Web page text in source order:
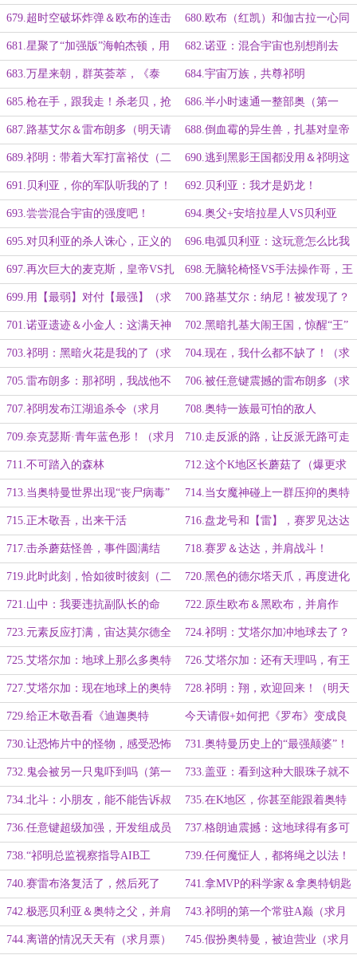
变身（二合一大章）
679.超时空破坏炸弹＆欧布的连击
（提前更新）
680.欧布（红凯）和伽古拉一心同
体！
681.星聚了“加强版”海帕杰顿，用
宇宙去对付宇宙！（明天请假）
682.诺亚：混合宇宙也别想削去
我！
683.万星来朝，群英荟萃，《泰
迦》与《捷德》的巅峰
684.宇宙万族，共尊祁明
685.枪在手，跟我走！杀老贝，抢
矿石！
686.半小时速通一整部奥（第一
更）
687.路基艾尔＆雷布朗多（明天请
假）
688.倒血霉的异生兽，扎基对皇帝
（第一更）
689.祁明：带着大军打富裕仗（二
合一大章）
690.逃到黑影王国都没用＆祁明这
边人才济济＆王国的动向（二合一大
章）
691.贝利亚，你的军队听我的了！
（第一更）
692.贝利亚：我才是奶龙！
693.尝尝混合宇宙的强度吧！ 694.奥父+安培拉星人VS贝利亚
695.对贝利亚的杀人诛心，正义的
贝利亚大战邪恶的赛罗
696.电弧贝利亚：这玩意怎么比我
还大！
697.再次巨大的麦克斯，皇帝VS扎
基
698.无脑轮椅怪VS手法操作哥，王
炸上演
699.用【最弱】对付【最强】（求
月票）
700.路基艾尔：纳尼！被发现了？
701.诺亚遗迹＆小金人：这满天神
佛是怎么回事！（求月票）
702.黑暗扎基大闹王国，惊醒“王”
703.祁明：黑暗火花是我的了（求
月票）
704.现在，我什么都不缺了！（求
月票）
705.雷布朗多：那祁明，我战他不
过？
706.被任意键震撼的雷布朗多（求
月票）
707.祁明发布江湖追杀令（求月
票）
708.奥特一族最可怕的敌人
709.奈克瑟斯·青年蓝色形！（求月
票）
710.走反派的路，让反派无路可走
（二合一大章）
711.不可踏入的森林 712.这个K地区长蘑菇了（爆更求
月票）
713.当奥特曼世界出现“丧尸病毒” 714.当女魔神碰上一群压抑的奥特
曼
715.正木敬吾，出来干活 716.盘龙号和【雷】，赛罗见达达
（二合一大章）
717.击杀蘑菇怪兽，事件圆满结
束！
718.赛罗＆达达，并肩战斗！
719.此时此刻，恰如彼时彼刻（二
合一大章）
720.黑色的德尔塔天爪，再度进化
的哥莫拉
721.山中：我要违抗副队长的命
令！
722.原生欧布＆黑欧布，并肩作
战！（第三更）
723.元素反应打满，宙达莫尔德全
灭！
724.祁明：艾塔尔加冲地球去了？
（提前更新）
725.艾塔尔加：地球上那么多奥特
曼哪来的？（二合一大章）
726.艾塔尔加：还有天理吗，有王
法吗！（二合一大章）
727.艾塔尔加：现在地球上的奥特
曼都这么猛吗，我这就退版本了？
728.祁明：翔，欢迎回来！（明天
请假）
729.给正木敬吾看《迪迦奥特
曼》，全球“恐怖复苏”（五千字大
章）
今天请假+如何把《罗布》变成良
作。
730.让恐怖片中的怪物，感受恐怖
（二合一大章）
731.奥特曼历史上的“最强颠婆”！
732.鬼会被另一只鬼吓到吗（第一
更）
733.盖亚：看到这种大眼珠子就不
爽！（第二更）
734.北斗：小朋友，能不能告诉叔
叔，哪里有超兽？
735.在K地区，你甚至能跟着奥特
曼一起抓鬼
736.任意键超级加强，开发组成员
间的对话
737.格朗迪震撼：这地球得有多可
怕！
738.“祁明总监视察指导AIB工
作”（二合一大章）
739.任何魔怔人，都将绳之以法！
（五千字大章）
740.赛雷布洛复活了，然后死了 741.拿MVP的科学家＆拿奥特钥匙
来！
742.极恶贝利亚＆奥特之父，并肩
作战！
743.祁明的第一个常驻A巅（求月
票）
744.离谱的情况天天有（求月票） 745.假扮奥特曼，被迫营业（求月